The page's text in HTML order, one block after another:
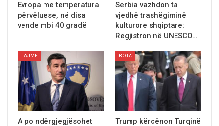
Evropa me temperatura
përvëluese, në disa
vende mbi 40 gradë
Serbia vazhdon ta
vjedhё trashёgiminё
kulturore shqiptare:
Regjistron në UNESCO…
LAJME
A po ndërgjegjësohet
BOTA
Trump kërcënon Turqinë